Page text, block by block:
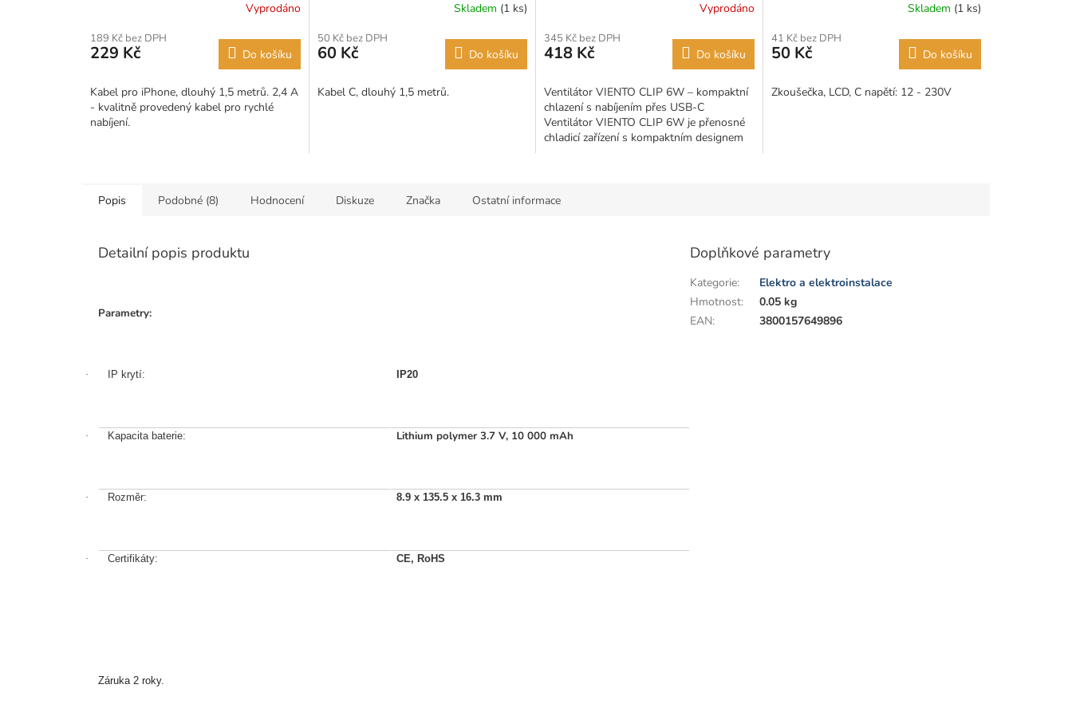
Vyprodáno
189 Kč bez DPH
229 Kč Do košíku
Kabel pro iPhone, dlouhý 1,5 metrů. 2,4 A
- kvalitně provedený kabel pro rychlé
nabíjení.
Skladem (1 ks)
50 Kč bez DPH
60 Kč Do košíku
Kabel C, dlouhý 1,5 metrů.
Vyprodáno
345 Kč bez DPH
418 Kč Do košíku
Ventilátor VIENTO CLIP 6W – kompaktní
chlazení s nabíjením přes USB-C
Ventilátor VIENTO CLIP 6W je přenosné
chladicí zařízení s kompaktním designem
Skladem (1 ks)
41 Kč bez DPH
50 Kč Do košíku
Zkoušečka, LCD, C napětí: 12 - 230V
Popis Podobné (8) Hodnocení Diskuze Značka Ostatní informace
Detailní popis produktu
Parametry:
· IP krytí: IP20
· Kapacita baterie: Lithium polymer 3.7 V, 10 000 mAh
· Rozměr: 8.9 x 135.5 x 16.3 mm
· Certifikáty: CE, RoHS
Záruka 2 roky.
Doplňkové parametry
Kategorie:
Elektro a elektroinstalace
Hmotnost:
0.05 kg
EAN: 3800157649896